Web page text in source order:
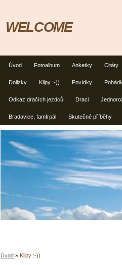
Úvod Fotoalbum Anketky Citáty
Dollzky Klipy :-)) Povídky
Odkaz dračích jezdců Draci
Bradavice, famfrpál Skutečné příběhy
WELCOME
Úvod » Klipy :-))